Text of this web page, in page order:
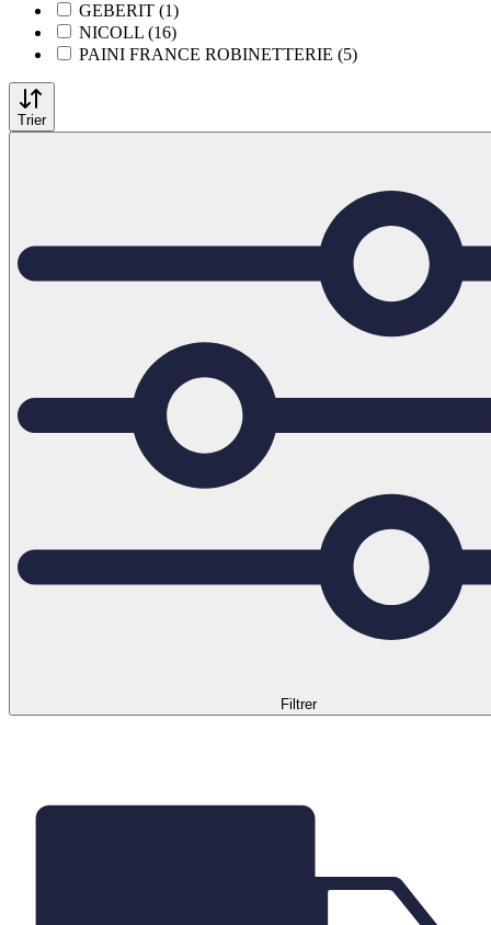
GEBERIT (1)
NICOLL (16)
PAINI FRANCE ROBINETTERIE (5)
Trier
Filtrer